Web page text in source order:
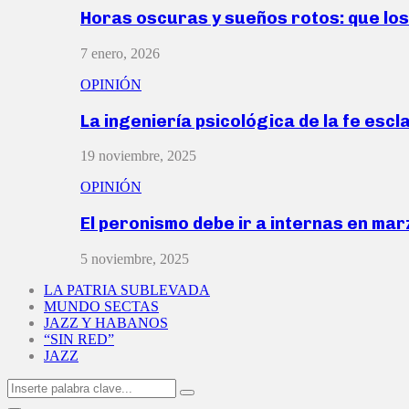
Horas oscuras y sueños rotos: que
7 enero, 2026
OPINIÓN
La ingeniería psicológica de la fe
19 noviembre, 2025
OPINIÓN
El peronismo debe ir a internas en
5 noviembre, 2025
LA PATRIA SUBLEVADA
MUNDO SECTAS
JAZZ Y HABANOS
“SIN RED”
JAZZ
Search
for:
Search